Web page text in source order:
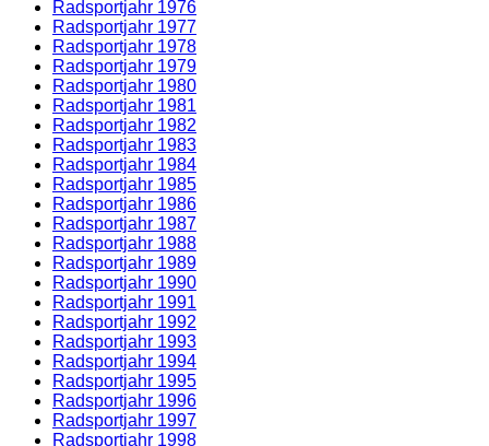
Radsportjahr 1976
Radsportjahr 1977
Radsportjahr 1978
Radsportjahr 1979
Radsportjahr 1980
Radsportjahr 1981
Radsportjahr 1982
Radsportjahr 1983
Radsportjahr 1984
Radsportjahr 1985
Radsportjahr 1986
Radsportjahr 1987
Radsportjahr 1988
Radsportjahr 1989
Radsportjahr 1990
Radsportjahr 1991
Radsportjahr 1992
Radsportjahr 1993
Radsportjahr 1994
Radsportjahr 1995
Radsportjahr 1996
Radsportjahr 1997
Radsportjahr 1998